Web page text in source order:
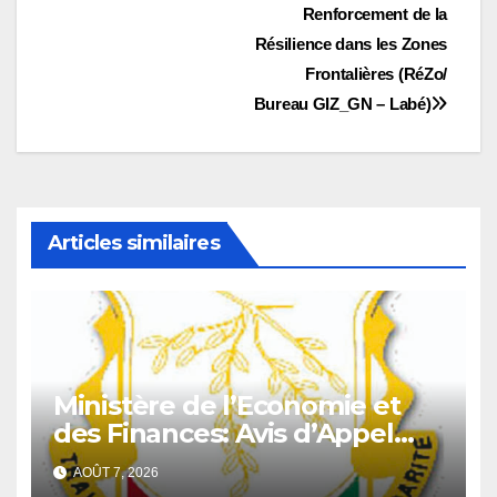
Renforcement de la
Résilience dans les Zones
Frontalières (RéZo/
Bureau GIZ_GN – Labé)
Articles similaires
Ministère de l’Economie et
des Finances: Avis d’Appel
d’Offres pour l’Achat de
matériels informatiques en
AOÛT 7, 2026